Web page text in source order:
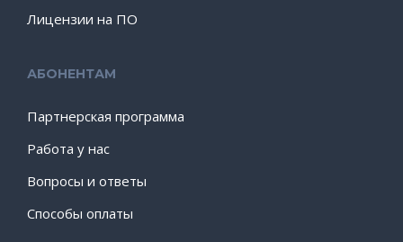
Лицензии на ПО
АБОНЕНТАМ
Партнерская программа
Работа у нас
Вопросы и ответы
Способы оплаты